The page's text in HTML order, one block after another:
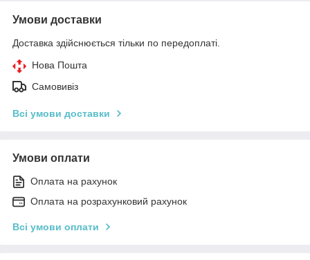
Умови доставки
Доставка здійснюється тільки по передоплаті.
Нова Пошта
Самовивіз
Всі умови доставки
Умови оплати
Оплата на рахунок
Оплата на розрахунковий рахунок
Всі умови оплати